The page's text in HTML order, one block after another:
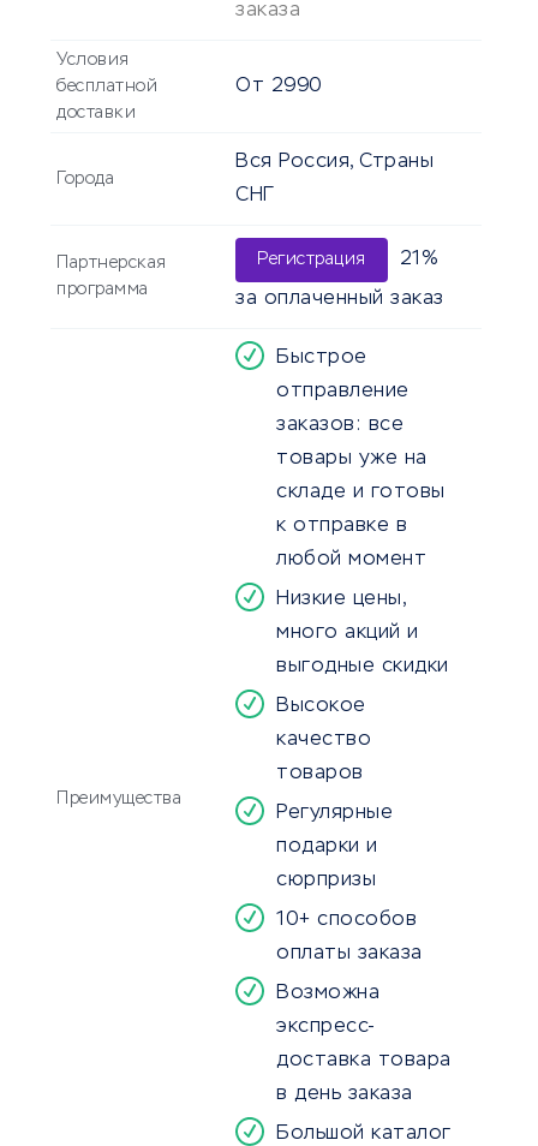
заказа
Условия
бесплатной
доставки
От 2990
Города
Вся Россия, Страны
СНГ
Партнерская
программа
Регистрация 21%
за оплаченный заказ
Преимущества
Быстрое
отправление
заказов: все
товары уже на
складе и готовы
к отправке в
любой момент
Низкие цены,
много акций и
выгодные скидки
Высокое
качество
товаров
Регулярные
подарки и
сюрпризы
10+ способов
оплаты заказа
Возможна
экспресс-
доставка товара
в день заказа
Большой каталог